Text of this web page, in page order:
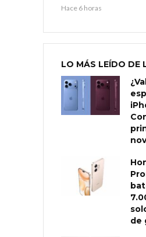
Hace 6 horas
LO MÁS LEÍDO DE
de